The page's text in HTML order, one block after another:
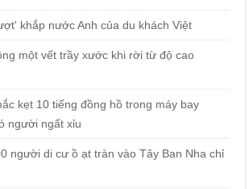
khắp nước Anh của du khách Việt
một vết trầy xước khi rời từ độ cao
kẹt 10 tiếng đồng hồ trong máy bay
người ngất xỉu
người di cư ồ ạt tràn vào Tây Ban Nha chỉ